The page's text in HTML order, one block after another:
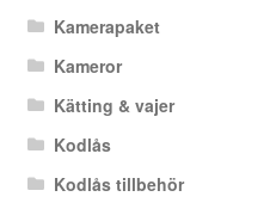
Kamerapaket
Kameror
Kätting & vajer
Kodlås
Kodlås tillbehör